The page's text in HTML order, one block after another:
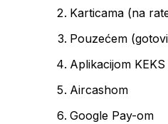
Karticama (na
Pouzećem
Aplikacijom
Aircashom
Google Pay-om